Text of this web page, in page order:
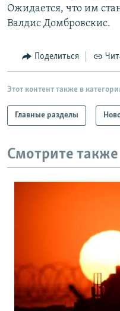
Ожидается, что им
Валдис Домбровскис.
Поделиться
Этот контент также в
Главные разделы
Смотрите также